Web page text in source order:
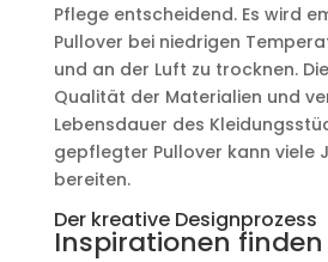
Pflege entscheidend. Es wird
Pullover bei niedrigen
und an der Luft zu trocknen.
Qualität der Materialien und
Lebensdauer des
gepflegter Pullover kann viele
bereiten.
Der kreative Designprozess
Inspirationen finden